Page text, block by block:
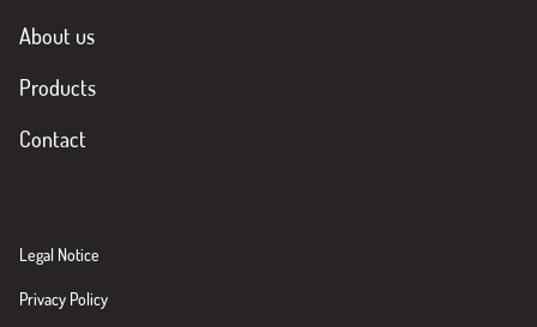
About us
Products
Contact
Legal Notice
Privacy Policy